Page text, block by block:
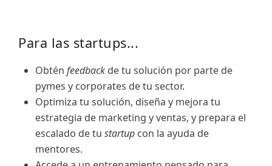
Para las startups...
Obtén feedback de tu solución por parte de
pymes y corporates de tu sector.
Optimiza tu solución, diseña y mejora tu
estrategia de marketing y ventas, y prepara el
escalado de tu startup con la ayuda de
mentores.